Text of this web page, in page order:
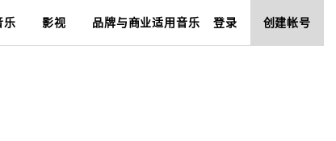
乐 影视 品牌与商业适用音乐 登录 创建帐号